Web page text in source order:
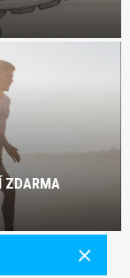
ZDARMA